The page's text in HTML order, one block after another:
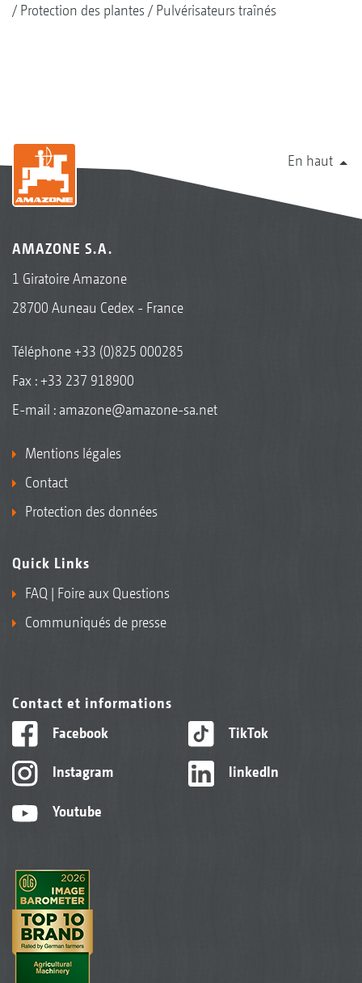
Protection des plantes
Pulvérisateurs traînés
En haut
AMAZONE S.A.
1 Giratoire Amazone
28700 Auneau Cedex - France
Téléphone+33 (0)825 000285
Fax : +33 237 918900
E-mail : amazone@amazone-sa.net
Mentions légales
Contact
Protection des données
Quick Links
FAQ | Foire aux Questions
Communiqués de presse
Contact et informations
Facebook
Instagram
Youtube
TikTok
linkedIn